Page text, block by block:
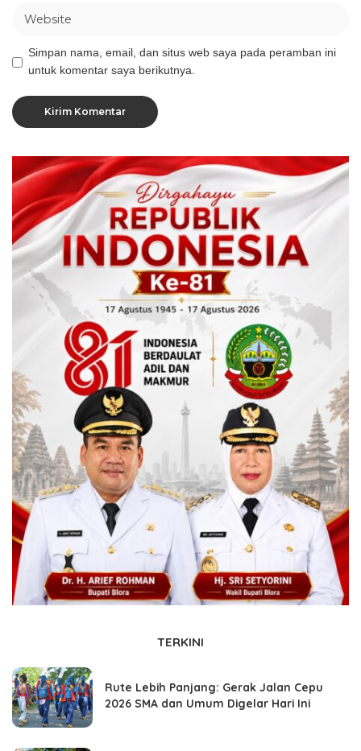
Simpan nama, email, dan situs web saya pada peramban ini
untuk komentar saya berikutnya.
TERKINI
Rute Lebih Panjang: Gerak Jalan Cepu
2026 SMA dan Umum Digelar Hari Ini